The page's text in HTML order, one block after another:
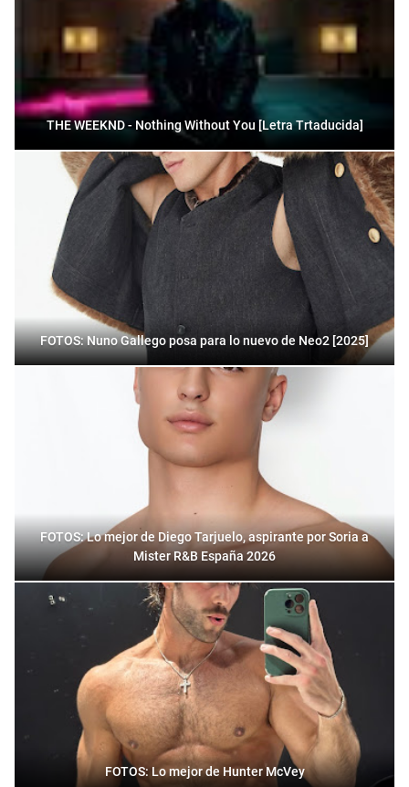
THE WEEKND - Nothing Without You [Letra Trtaducida]
FOTOS: Nuno Gallego posa para lo nuevo de Neo2 [2025]
FOTOS: Lo mejor de Diego Tarjuelo, aspirante por Soria a
Mister R&B España 2026
FOTOS: Lo mejor de Hunter McVey